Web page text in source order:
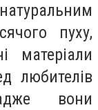
пуху,
матеріали
любителів
вони